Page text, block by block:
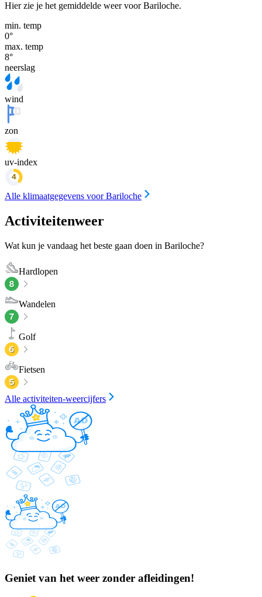
Hier zie je het gemiddelde weer voor Bariloche.
min. temp
0°
max. temp
8°
neerslag
wind
zon
uv-index
Alle klimaatgegevens voor Bariloche
Activiteitenweer
Wat kun je vandaag het beste gaan doen in Bariloche?
Hardlopen
Wandelen
Golf
Fietsen
Alle activiteiten-weercijfers
Geniet van het weer zonder afleidingen!